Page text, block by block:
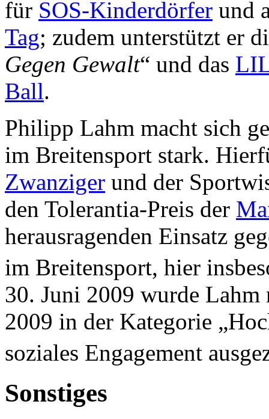
für SOS-Kinderdörfer und
Tag; zudem unterstützt er
Gegen Gewalt“ und das
Ball.
Philipp Lahm macht sich
im Breitensport stark.
Zwanziger und der
den Tolerantia-Preis der
herausragenden Einsatz
im Breitensport, hier
30. Juni 2009 wurde
2009 in der Kategorie
soziales Engagement
Sonstiges